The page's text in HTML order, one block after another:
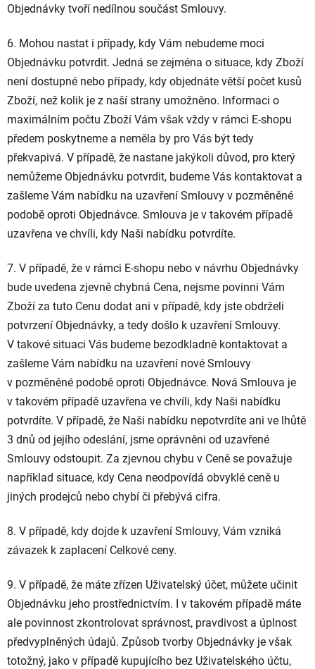
Objednávky tvoří nedílnou součást Smlouvy.
6. Mohou nastat i případy, kdy Vám nebudeme moci
Objednávku potvrdit. Jedná se zejména o situace, kdy Zboží
není dostupné nebo případy, kdy objednáte větší počet kusů
Zboží, než kolik je z naší strany umožněno. Informaci o
maximálním počtu Zboží Vám však vždy v rámci E-shopu
předem poskytneme a neměla by pro Vás být tedy
překvapivá. V případě, že nastane jakýkoli důvod, pro který
nemůžeme Objednávku potvrdit, budeme Vás kontaktovat a
zašleme Vám nabídku na uzavření Smlouvy v pozměněné
podobě oproti Objednávce. Smlouva je v takovém případě
uzavřena ve chvíli, kdy Naši nabídku potvrdíte.
7. V případě, že v rámci E-shopu nebo v návrhu Objednávky
bude uvedena zjevně chybná Cena, nejsme povinni Vám
Zboží za tuto Cenu dodat ani v případě, kdy jste obdrželi
potvrzení Objednávky, a tedy došlo k uzavření Smlouvy.
V takové situaci Vás budeme bezodkladně kontaktovat a
zašleme Vám nabídku na uzavření nové Smlouvy
v pozměněné podobě oproti Objednávce. Nová Smlouva je
v takovém případě uzavřena ve chvíli, kdy Naši nabídku
potvrdíte. V případě, že Naši nabídku nepotvrdíte ani ve lhůtě
3 dnů od jejího odeslání, jsme oprávněni od uzavřené
Smlouvy odstoupit. Za zjevnou chybu v Ceně se považuje
například situace, kdy Cena neodpovídá obvyklé ceně u
jiných prodejců nebo chybí či přebývá cifra.
8. V případě, kdy dojde k uzavření Smlouvy, Vám vzniká
závazek k zaplacení Celkové ceny.
9. V případě, že máte zřízen Uživatelský účet, můžete učinit
Objednávku jeho prostřednictvím. I v takovém případě máte
ale povinnost zkontrolovat správnost, pravdivost a úplnost
předvyplněných údajů. Způsob tvorby Objednávky je však
totožný, jako v případě kupujícího bez Uživatelského účtu,